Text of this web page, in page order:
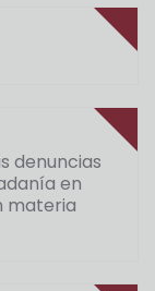
denuncias
en
materia